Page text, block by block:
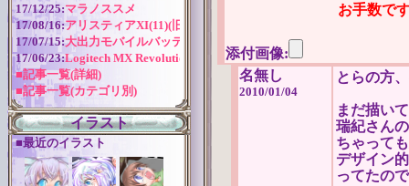
17/12/25:マラノススメ
17/08/16:アリスティアXI(11)(旧版)
17/07/15:大出力モバイルバッテリー
17/06/23:Logitech MX Revolution バッテリー交換
■記事一覧(詳細)
■記事一覧(カテゴリ別)
イラスト
■最近のイラスト
お手数で
添付画像:
名無し
2010/01/04
とらの方
まだ描い
瑞紀さん
ちゃって
デザイン
ってたの